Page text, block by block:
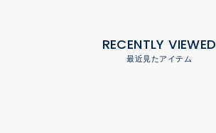
RECENTLY VIEWED
最近見たアイテム